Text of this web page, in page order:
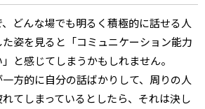
どんな場でも明るく積極的に話せる人
姿を見ると「コミュニケーション能力
と感じてしまうかもしれません。
方的に自分の話ばかりして、周りの人
てしまっているとしたら、それは決し